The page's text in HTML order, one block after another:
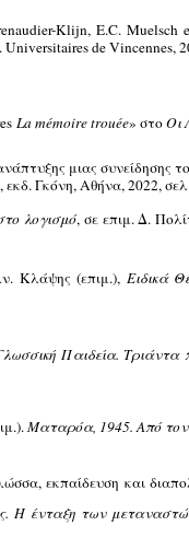
Klijn, E.C.
Universitaires de Vincennes,
La mémoire trouée» στοΟι
μιας συνείδησης
Γκόνη, Αθήνα, 2022,
λογισμό, σε επιμ. Δ.
Κλάψης (επιμ.), Ειδικά
Παιδεία. Τριάντα
Ματαρόα, 1945. Από τον
εκπαίδευση και
Η ένταξη των